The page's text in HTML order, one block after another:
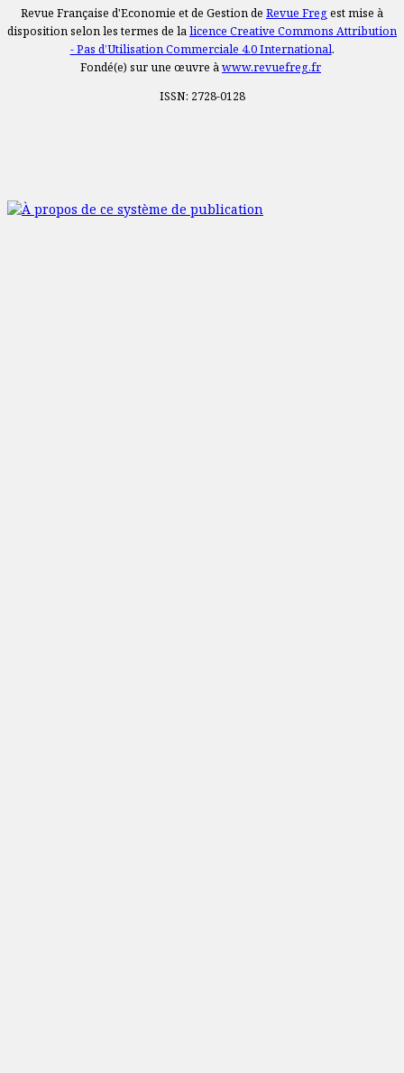
Revue Française d'Economie et de Gestion de Revue Fregest mise à
disposition selon les termes de lalicence Creative Commons Attribution
- Pas d’Utilisation Commerciale 4.0 International.
Fondé(e) sur une œuvre àwww.revuefreg.fr
ISSN: 2728-0128